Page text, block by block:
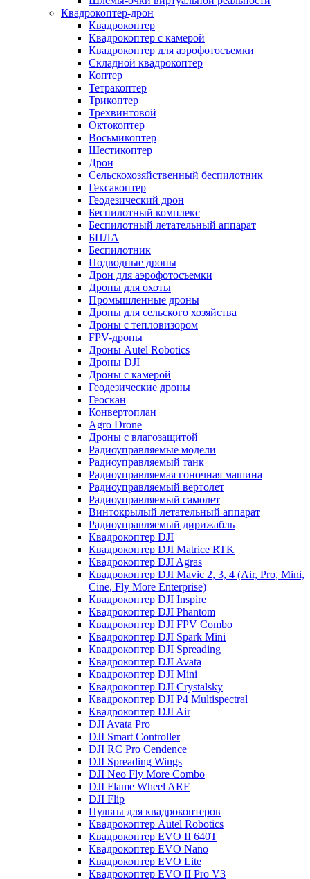
Квадрокоптер-дрон
Квадрокоптер
Квадрокоптер с камерой
Квадрокоптер для аэрофотосъемки
Складной квадрокоптер
Коптер
Тетракоптер
Трикоптер
Трехвинтовой
Октокоптер
Восьмикоптер
Шестикоптер
Дрон
Сельскохозяйственный беспилотник
Гексакоптер
Геодезический дрон
Беспилотный комплекс
Беспилотный летательный аппарат
БПЛА
Беспилотник
Подводные дроны
Дрон для аэрофотосъемки
Дроны для охоты
Промышленные дроны
Дроны для сельского хозяйства
Дроны с тепловизором
FPV-дроны
Дроны Autel Robotics
Дроны DJI
Дроны с камерой
Геодезические дроны
Геоскан
Конвертоплан
Agro Drone
Дроны с влагозащитой
Радиоуправляемые модели
Радиоуправляемый танк
Радиоуправляемая гоночная машина
Радиоуправляемый вертолет
Радиоуправляемый самолет
Винтокрылый летательный аппарат
Радиоуправляемый дирижабль
Квадрокоптер DJI
Квадрокоптер DJI Matrice RTK
Квадрокоптер DJI Agras
Квадрокоптер DJI Mavic 2, 3, 4 (Air, Pro, Mini,
Cine, Fly More Enterprise)
Квадрокоптер DJI Inspire
Квадрокоптер DJI Phantom
Квадрокоптер DJI FPV Combo
Квадрокоптер DJI Spark Mini
Квадрокоптер DJI Spreading
Квадрокоптер DJI Avata
Квадрокоптер DJI Mini
Квадрокоптер DJI Crystalsky
Квадрокоптер DJI P4 Multispectral
Квадрокоптер DJI Air
DJI Avata Pro
DJI Smart Controller
DJI RC Pro Cendence
DJI Spreading Wings
DJI Neo Fly More Combo
DJI Flame Wheel ARF
DJI Flip
Пульты для квадрокоптеров
Квадрокоптер Autel Robotics
Квадрокоптер EVO II 640T
Квадрокоптер EVO Nano
Квадрокоптер EVO Lite
Квадрокоптер EVO II Pro V3